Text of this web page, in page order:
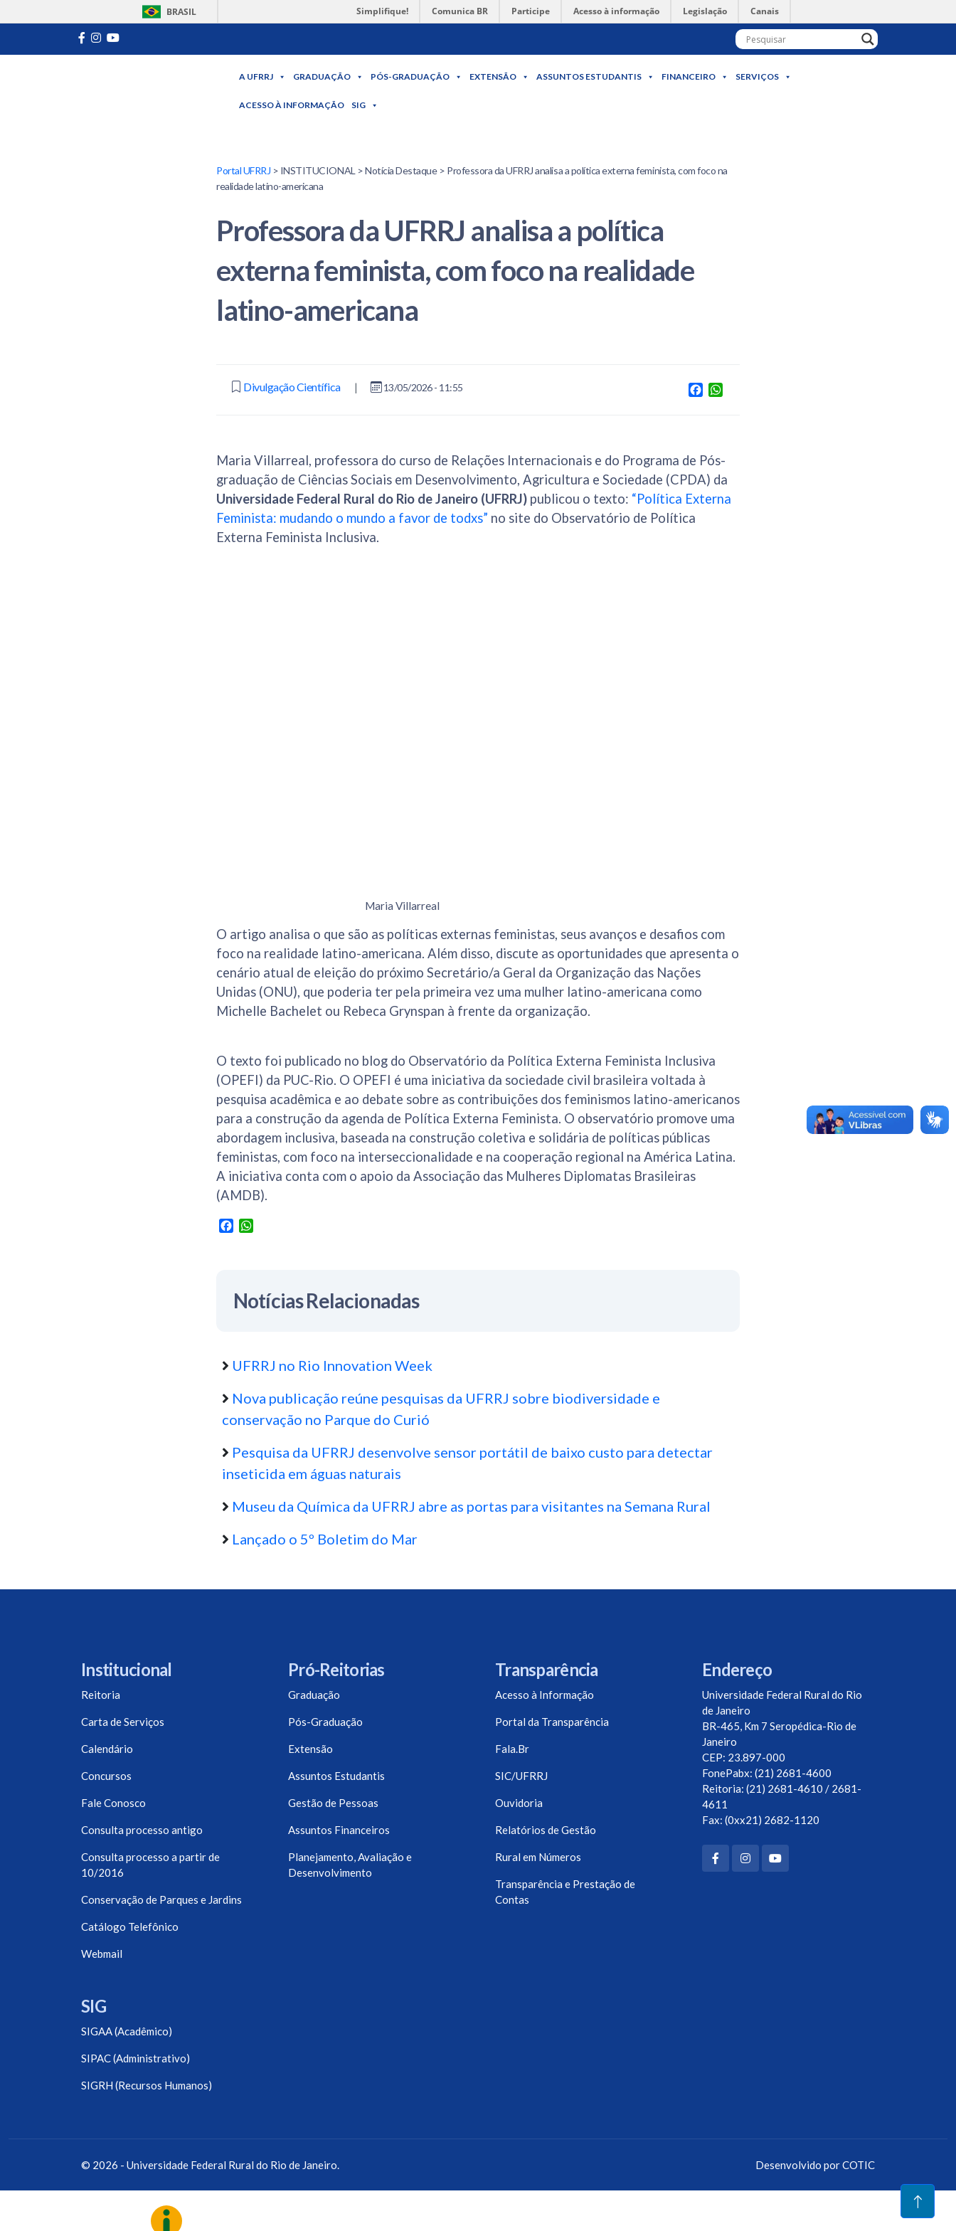
BRASIL Simplifique! Comunica BR Participe Acesso à informação Legislação Canais
A UFRRJ GRADUAÇÃO PÓS-GRADUAÇÃO EXTENSÃO ASSUNTOS ESTUDANTIS FINANCEIRO SERVIÇOS
ACESSO À INFORMAÇÃO SIG
Portal UFRRJ > INSTITUCIONAL > Notícia Destaque > Professora da UFRRJ analisa a política externa feminista, com foco na
realidade latino-americana
Professora da UFRRJ analisa a política
externa feminista, com foco na realidade
latino-americana
Divulgação Científica | 13/05/2026 - 11:55 Facebook
Maria Villarreal, professora do curso de Relações Internacionais e do Programa de Pós-
graduação de Ciências Sociais em Desenvolvimento, Agricultura e Sociedade (CPDA) da
Universidade Federal Rural do Rio de Janeiro (UFRRJ) publicou o texto: “Política Externa
Feminista: mudando o mundo a favor de todxs” no site do Observatório de Política
Externa Feminista Inclusiva.
Maria Villarreal
O artigo analisa o que são as políticas externas feministas, seus avanços e desafios com
foco na realidade latino-americana. Além disso, discute as oportunidades que apresenta o
cenário atual de eleição do próximo Secretário/a Geral da Organização das Nações
Unidas (ONU), que poderia ter pela primeira vez uma mulher latino-americana como
Michelle Bachelet ou Rebeca Grynspan à frente da organização.
O texto foi publicado no blog do Observatório da Política Externa Feminista Inclusiva
(OPEFI) da PUC-Rio. O OPEFI é uma iniciativa da sociedade civil brasileira voltada à
pesquisa acadêmica e ao debate sobre as contribuições dos feminismos latino-americanos
para a construção da agenda de Política Externa Feminista. O observatório promove uma
abordagem inclusiva, baseada na construção coletiva e solidária de políticas públicas
feministas, com foco na interseccionalidade e na cooperação regional na América Latina.
A iniciativa conta com o apoio da Associação das Mulheres Diplomatas Brasileiras
(AMDB).
Facebook
Notícias Relacionadas
UFRRJ no Rio Innovation Week
Nova publicação reúne pesquisas da UFRRJ sobre biodiversidade e
conservação no Parque do Curió
Pesquisa da UFRRJ desenvolve sensor portátil de baixo custo para detectar
inseticida em águas naturais
Museu da Química da UFRRJ abre as portas para visitantes na Semana Rural
Lançado o 5º Boletim do Mar
Institucional
Reitoria
Carta de Serviços
Calendário
Concursos
Fale Conosco
Consulta processo antigo
Consulta processo a partir de
10/2016
Conservação de Parques e Jardins
Catálogo Telefônico
Webmail
SIG
SIGAA (Acadêmico)
SIPAC (Administrativo)
SIGRH (Recursos Humanos)
Pró-Reitorias
Graduação
Pós-Graduação
Extensão
Assuntos Estudantis
Gestão de Pessoas
Assuntos Financeiros
Planejamento, Avaliação e
Desenvolvimento
Transparência
Acesso à Informação
Portal da Transparência
Fala.Br
SIC/UFRRJ
Ouvidoria
Relatórios de Gestão
Rural em Números
Transparência e Prestação de
Contas
Endereço
Universidade Federal Rural do Rio
de Janeiro
BR-465, Km 7 Seropédica-Rio de
Janeiro
CEP: 23.897-000
FonePabx: (21) 2681-4600
Reitoria: (21) 2681-4610 / 2681-
4611
Fax: (0xx21) 2682-1120
© 2026 - Universidade Federal Rural do Rio de Janeiro. Desenvolvido porCOTIC